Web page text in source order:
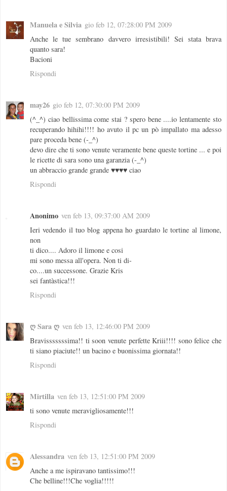
Manuela e Silvia gio feb 12, 07:28:00 PM 2009
Anche le tue sembrano davvero irresistibili! Sei stata brava
quanto sara!
Bacioni
Rispondi
may26 gio feb 12, 07:30:00 PM 2009
(^_^) ciao bellissima come stai ? spero bene ....io lentamente sto
recuperando hihihi!!!! ho avuto il pc un pò impallato ma adesso
pare proceda bene (-_^)
devo dire che ti sono venute veramente bene queste tortine ... e poi
le ricette di sara sono una garanzia (-_^)
un abbraccio grande grande ♥♥♥♥ ciao
Rispondi
Anonimo ven feb 13, 09:37:00 AM 2009
Ieri vedendo il tuo blog appena ho guardato le tortine al limone,
non
ti dico.... Adoro il limone e cosi
mi sono messa all'opera. Non ti di-
co....un successone. Grazie Kris
sei fantàstica!!!
Rispondi
ღ Sara ღ ven feb 13, 12:46:00 PM 2009
Bravisssssssima!! ti soon venute perfette Kriii!!!! sono felice che
ti siano piaciute!! un bacino e buonissima giornata!!
Rispondi
Mirtilla ven feb 13, 12:51:00 PM 2009
ti sono venute meravigliosamente!!!
Rispondi
Alessandra ven feb 13, 12:51:00 PM 2009
Anche a me ispiravano tantissimo!!!
Che belline!!!Che voglia!!!!!